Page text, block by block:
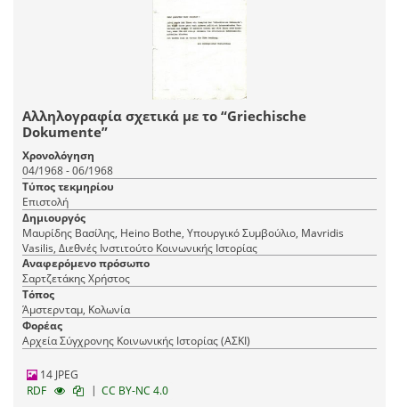
Αλληλογραφία σχετικά με το “Griechische
Dokumente”
Χρονολόγηση
04/1968 - 06/1968
Τύπος τεκμηρίου
Επιστολή
Δημιουργός
Μαυρίδης Βασίλης, Heino Bothe, Υπουργικό Συμβούλιο, Mavridis
Vasilis, Διεθνές Ινστιτούτο Κοινωνικής Ιστορίας
Αναφερόμενο πρόσωπο
Σαρτζετάκης Χρήστος
Τόπος
Άμστερνταμ, Κολωνία
Φορέας
Αρχεία Σύγχρονης Κοινωνικής Ιστορίας (ΑΣΚΙ)
14 JPEG
RDF
| CC BY-NC 4.0